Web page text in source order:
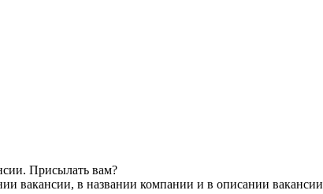
Присылать вам?
вакансии, в названии компании и в описании вакансии